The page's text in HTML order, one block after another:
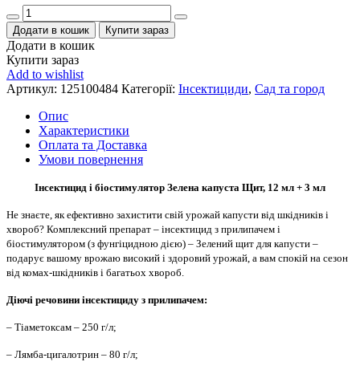
Quantity
Додати в кошик Купити зараз
Додати в кошик
Купити зараз
Add to wishlist
Артикул: 125100484 Категорії: Інсектициди, Сад та город
Опис
Характеристики
Оплата та Доставка
Умови повернення
Інсектицид і біостимулятор Зелена капуста Щит, 12 мл + 3 мл
Не знаєте, як ефективно захистити свій урожай капусти від шкідників і
хвороб? Комплексний препарат – інсектицид з прилипачем і
біостимулятором (з фунгіцидною дією) – Зелений щит для капусти –
подарує вашому врожаю високий і здоровий урожай, а вам спокій на сезон
від комах-шкідників і багатьох хвороб.
Діючі речовини інсектициду з прилипачем:
– Тіаметоксам – 250 г/л;
– Лямба-цигалотрин – 80 г/л;